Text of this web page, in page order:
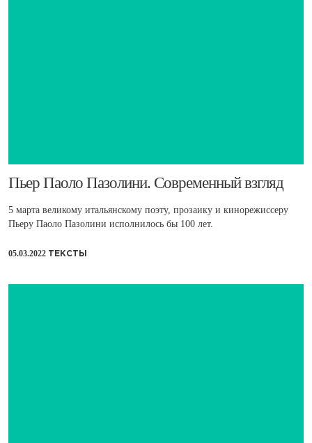
​Пьер Паоло Пазолини. Современный взгляд
5 марта великому итальянскому поэту, прозаику и кинорежиссеру
Пьеру Паоло Пазолини исполнилось бы 100 лет.
05.03.2022 ТЕКСТЫ